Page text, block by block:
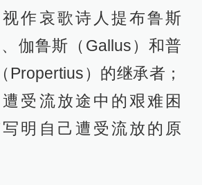
作哀歌诗人提布鲁斯
、伽鲁斯（Gallus）和普
Propertius）的继承者；
受流放途中的艰难困
明自己遭受流放的原